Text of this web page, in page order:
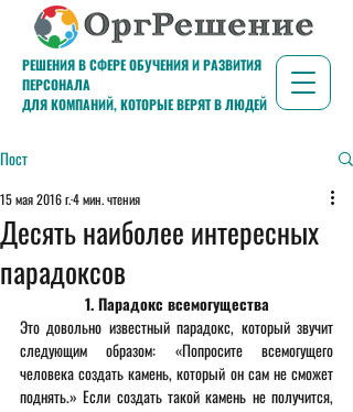
РЕШЕНИЯ В СФЕРЕ ОБУЧЕНИЯ И РАЗВИТИЯ
ПЕРСОНАЛА
ДЛЯ КОМПАНИЙ, КОТОРЫЕ ВЕРЯТ В ЛЮДЕЙ
Пост
Десять наиболее интересных
парадоксов
15 мая 2016 г.4 мин. чтения
1. Парадокс всемогущества
Это довольно известный парадокс, который звучит
следующим образом: «Попросите всемогущего
человека создать камень, который он сам не сможет
поднять.» Если создать такой камень не получится,